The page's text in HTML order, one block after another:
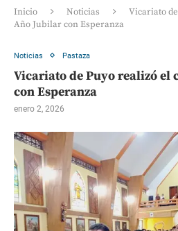
Inicio Noticias
Vicariato
Año Jubilar con Esperanza
Noticias Pastaza
Vicariato de Puyo realizó el
con Esperanza
enero 2, 2026